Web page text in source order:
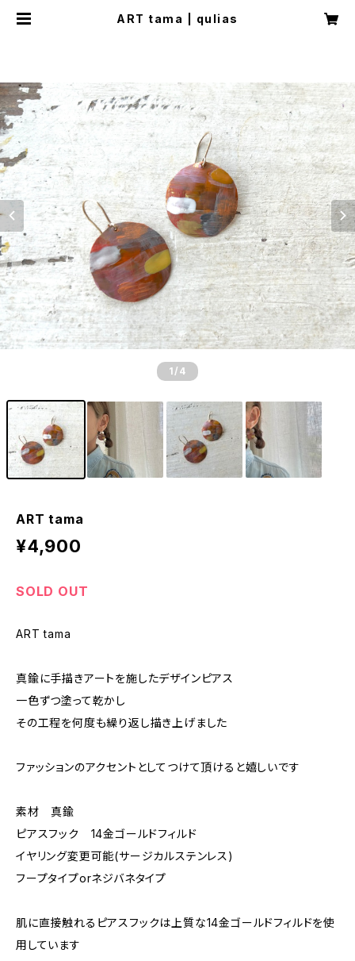
ART tama | qulias
1 /4
ART tama
¥4,900
SOLD OUT
ART tama
真鍮に手描きアートを施したデザインピアス
一色ずつ塗って乾かし
その工程を何度も繰り返し描き上げました
ファッションのアクセントとしてつけて頂けると嬉しいです
素材 真鍮
ピアスフック 14金ゴールドフィルド
イヤリング変更可能(サージカルステンレス)
フープタイプorネジバネタイプ
肌に直接触れるピアスフックは上質な14金ゴールドフィルドを使
用しています